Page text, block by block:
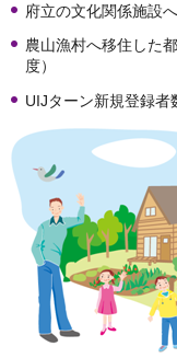
府立の文化関係施設
農山漁村へ移住した
度）
UIJターン新規登録